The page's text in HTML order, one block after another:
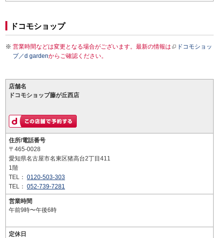
ドコモショップ
営業時間などは変更となる場合がございます。最新の情報は
ドコモショッ
プ／d gardenからご確認ください。
店舗名
ドコモショップ藤が丘西店
住所/電話番号
〒465-0028
愛知県名古屋市名東区猪高台2丁目411
1階
TEL： 0120-503-303
TEL： 052-739-7281
営業時間
午前9時〜午後6時
定休日